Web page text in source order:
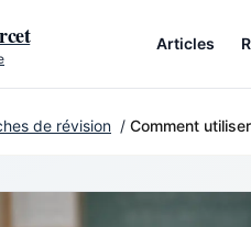
Articles
de révision / Comment